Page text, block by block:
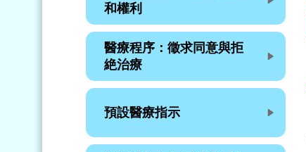
和權利
醫療程序：徵求同意與拒
絶治療
預設醫療指示